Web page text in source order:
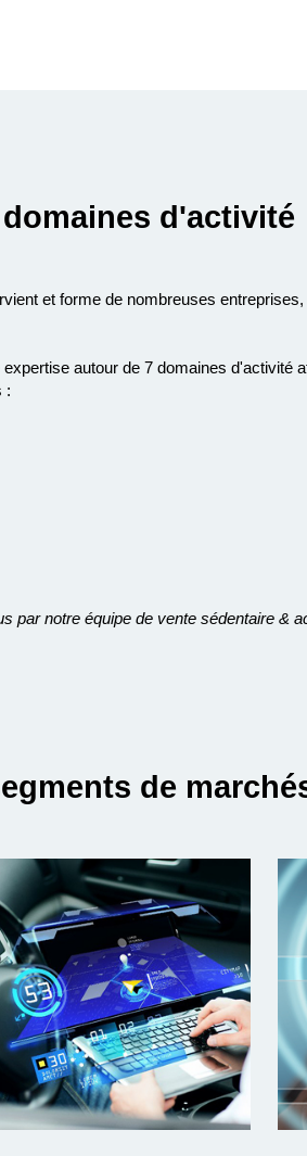
d'activité
et forme de nombreuses
autour de 7 domaines d'activité
:
par notre équipe de vente sédentaire &
de